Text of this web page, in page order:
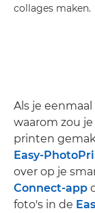
collages maken.
Als je
waarom zou
printen
Easy-
over op je
Connect-app
foto's in de